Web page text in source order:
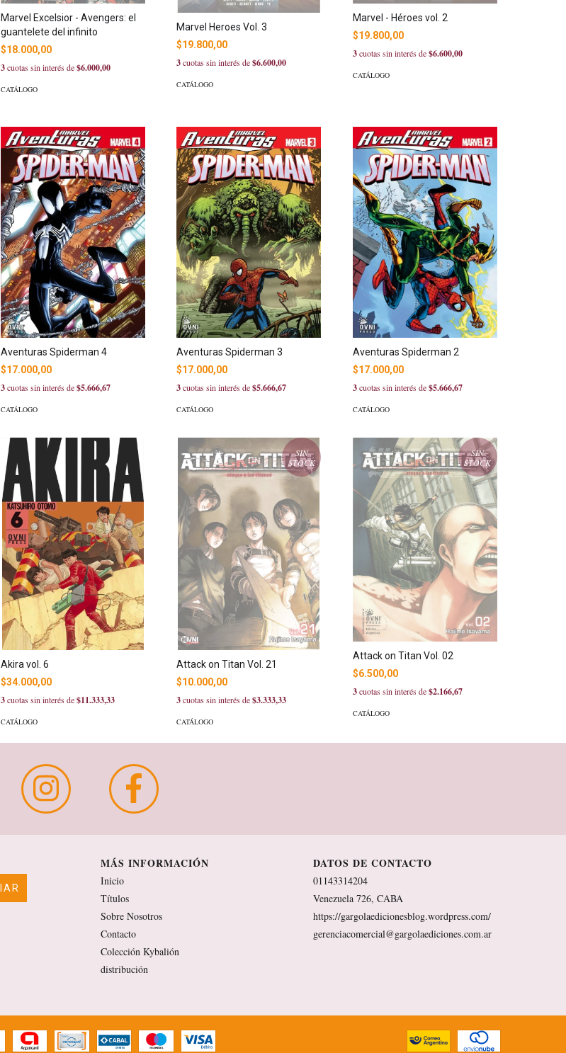
Marvel Excelsior - Avengers: el
guantelete del infinito
$18.000,00
3cuotas sin interés de$6.000,00
CATÁLOGO
Marvel Heroes Vol. 3
$19.800,00
3cuotas sin interés de$6.600,00
CATÁLOGO
Marvel - Héroes vol. 2
$19.800,00
3cuotas sin interés de$6.600,00
CATÁLOGO
Aventuras Spiderman 4
$17.000,00
3cuotas sin interés de$5.666,67
CATÁLOGO
Aventuras Spiderman 3
$17.000,00
3cuotas sin interés de$5.666,67
CATÁLOGO
Aventuras Spiderman 2
$17.000,00
3cuotas sin interés de$5.666,67
CATÁLOGO
Akira vol. 6
$34.000,00
3cuotas sin interés de$11.333,33
CATÁLOGO
SIN
STOCK
Attack on Titan Vol. 21
$10.000,00
3cuotas sin interés de$3.333,33
CATÁLOGO
SIN
STOCK
Attack on Titan Vol. 02
$6.500,00
3cuotas sin interés de$2.166,67
CATÁLOGO
MÁS INFORMACIÓN
Inicio
Títulos
Sobre Nosotros
Contacto
Colección Kybalión
distribución
DATOS DE CONTACTO
01143314204
Venezuela 726, CABA
https://gargolaedicionesblog.wordpress.com/
gerenciacomercial@gargolaediciones.com.ar